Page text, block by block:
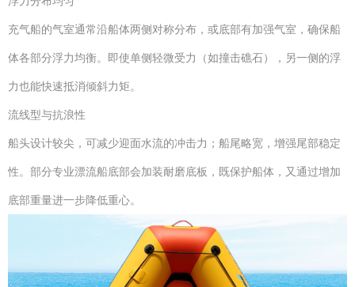
充气船的气室通常沿船体两侧对称分布，或底部有加强气室，确保船
体各部分浮力均衡。即使单侧轻微受力（如撞击礁石），另一侧的浮
力也能快速抵消倾斜力矩。
流线型与抗浪性
船头设计较尖，可减少迎面水流的冲击力；船尾略宽，增强尾部稳定
性。部分专业漂流船底部会加装耐磨底板，既保护船体，又通过增加
底部重量进一步降低重心。